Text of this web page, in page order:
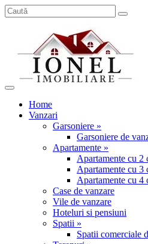
Home
Vanzari
Garsoniere »
Garsoniere de
Apartamente »
Apartamente cu 2
Apartamente cu 3
Apartamente cu 4
Case de vanzare
Vile de vanzare
Hoteluri si pensiuni
Spatii »
Spatii comerciale